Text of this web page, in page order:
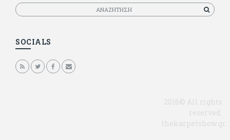
Αναζητηση
SOCIALS